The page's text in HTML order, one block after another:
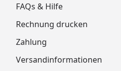
FAQs & Hilfe
Rechnung drucken
Zahlung
Versandinformationen